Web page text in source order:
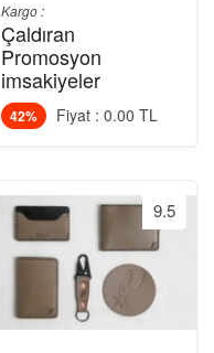
Kargo :
Çaldıran
Promosyon
imsakiyeler
42% Fiyat : 0.00 TL
9.5